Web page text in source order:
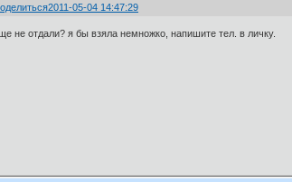
2011-05-04 14:47:29
не отдали? я бы взяла немножко, напишите тел. в личку.